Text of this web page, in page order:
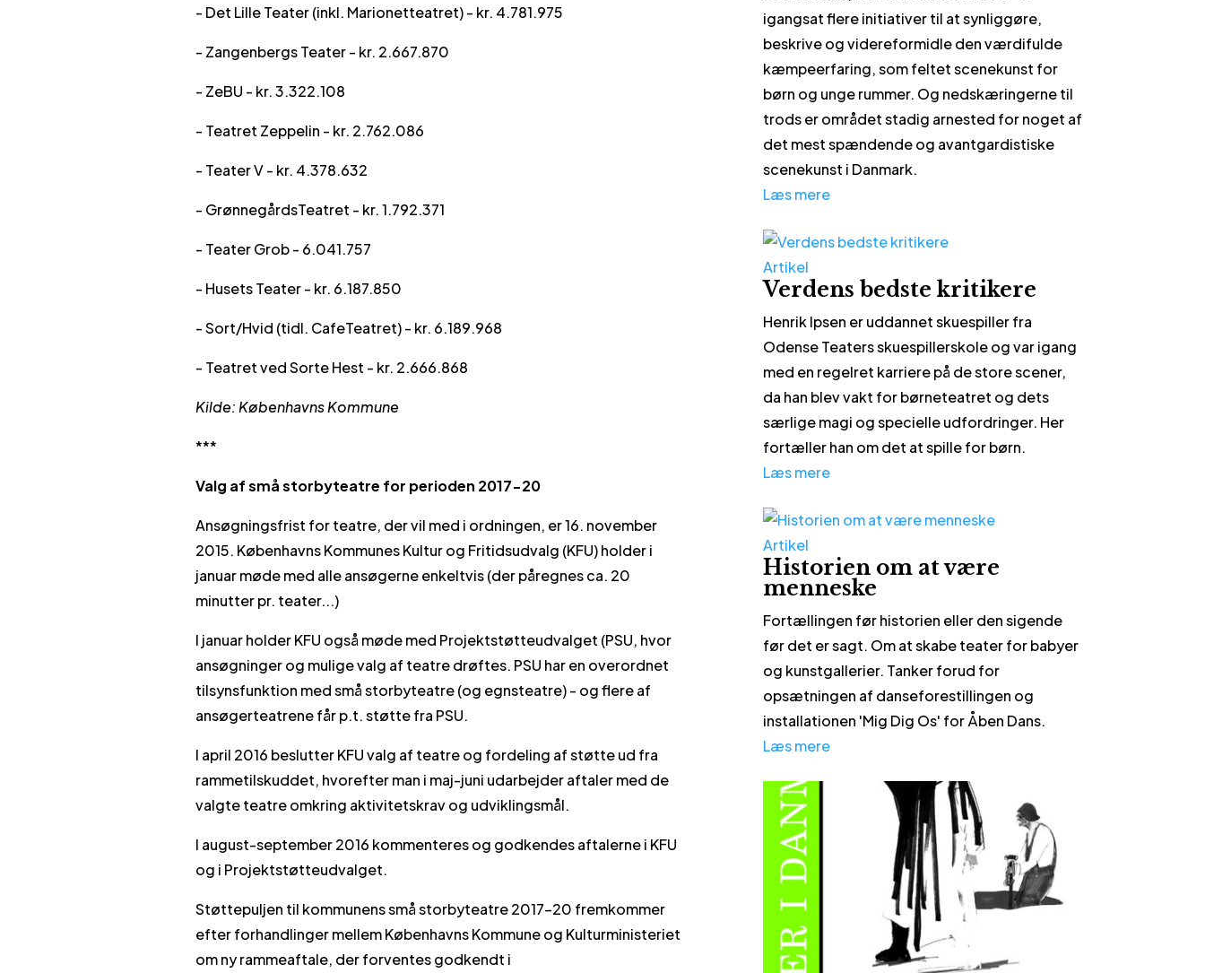
- Det Lille Teater (inkl. Marionetteatret) - kr. 4.781.975
- Zangenbergs Teater - kr. 2.667.870
- ZeBU - kr. 3.322.108
- Teatret Zeppelin - kr. 2.762.086
- Teater V - kr. 4.378.632
- GrønnegårdsTeatret - kr. 1.792.371
- Teater Grob - 6.041.757
- Husets Teater - kr. 6.187.850
- Sort/Hvid (tidl. CafeTeatret) - kr. 6.189.968
- Teatret ved Sorte Hest - kr. 2.666.868
Kilde: Københavns Kommune
***
Valg af små storbyteatre for perioden 2017-20
Ansøgningsfrist for teatre, der vil med i ordningen, er 16. november
2015. Københavns Kommunes Kultur og Fritidsudvalg (KFU) holder i
januar møde med alle ansøgerne enkeltvis (der påregnes ca. 20
minutter pr. teater...)
I januar holder KFU også møde med Projektstøtteudvalget (PSU, hvor
ansøgninger og mulige valg af teatre drøftes. PSU har en overordnet
tilsynsfunktion med små storbyteatre (og egnsteatre) - og flere af
ansøgerteatrene får p.t. støtte fra PSU.
I april 2016 beslutter KFU valg af teatre og fordeling af støtte ud fra
rammetilskuddet, hvorefter man i maj-juni udarbejder aftaler med de
valgte teatre omkring aktivitetskrav og udviklingsmål.
I august-september 2016 kommenteres og godkendes aftalerne i KFU
og i Projektstøtteudvalget.
Støttepuljen til kommunens små storbyteatre 2017-20 fremkommer
efter forhandlinger mellem Københavns Kommune og Kulturministeriet
om ny rammeaftale, der forventes godkendt i
igangsat flere initiativer til at synliggøre,
beskrive og videreformidle den værdifulde
kæmpeerfaring, som feltet scenekunst for
børn og unge rummer. Og nedskæringerne til
trods er området stadig arnested for noget af
det mest spændende og avantgardistiske
scenekunst i Danmark.
Læs mere
Artikel
Verdens bedste kritikere
Henrik Ipsen er uddannet skuespiller fra
Odense Teaters skuespillerskole og var igang
med en regelret karriere på de store scener,
da han blev vakt for børneteatret og dets
særlige magi og specielle udfordringer. Her
fortæller han om det at spille for børn.
Læs mere
Artikel
Historien om at være
menneske
Fortællingen før historien eller den sigende
før det er sagt. Om at skabe teater for babyer
og kunstgallerier. Tanker forud for
opsætningen af danseforestillingen og
installationen 'Mig Dig Os' for Åben Dans.
Læs mere